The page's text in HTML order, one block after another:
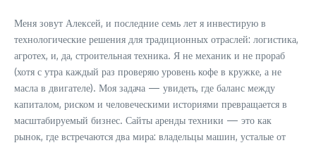
Меня зовут Алексей, и последние семь лет я инвестирую в
технологические решения для традиционных отраслей: логистика,
агротех, и, да, строительная техника. Я не механик и не прораб
(хотя с утра каждый раз проверяю уровень кофе в кружке, а не
масла в двигателе). Моя задача — увидеть, где баланс между
капиталом, риском и человеческими историями превращается в
масштабируемый бизнес. Сайты аренды техники — это как
рынок, где встречаются два мира: владельцы машин, усталые от